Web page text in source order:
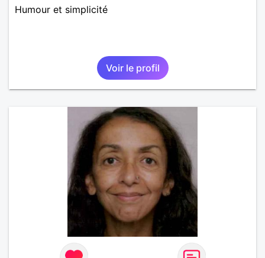
Humour et simplicité
Voir le profil